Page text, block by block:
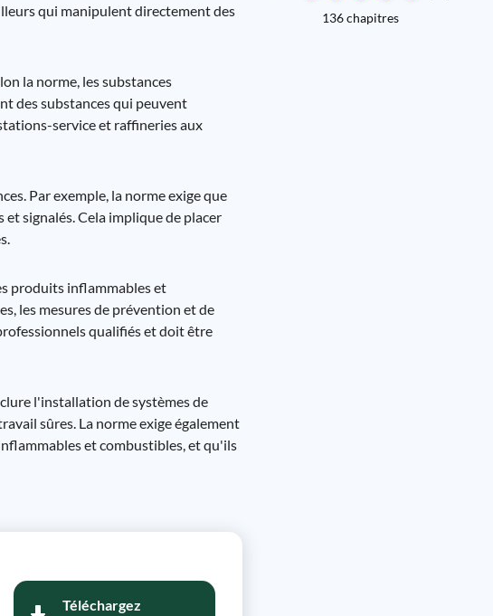
qui manipulent directement des
la norme, les substances
des substances qui peuvent
service et raffineries aux
Par exemple, la norme exige que
signalés. Cela implique de placer
produits inflammables et
les mesures de prévention et de
qualifiés et doit être
l'installation de systèmes de
sûres. La norme exige également
et combustibles, et qu'ils
Téléchargez
136 chapitres